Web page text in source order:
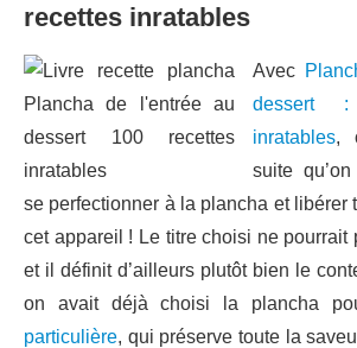
recettes inratables
Avec
dessert
inratables,
suite
se perfectionner à la plancha et libérer
cet appareil ! Le titre choisi ne pourrait
et il définit d’ailleurs plutôt bien le
on avait déjà choisi la plancha
particulière, qui préserve toute la